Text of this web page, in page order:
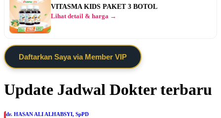
VITASMA KIDS PAKET 3 BOTOL
Lihat detail & harga →
Daftarkan Saya via Member VIP
Update Jadwal Dokter terbaru
dr. HASAN ALI ALHABSYI, SpPD